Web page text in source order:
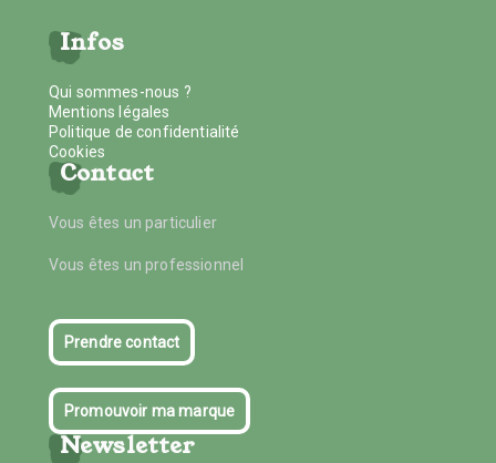
Infos
Qui sommes-nous ?
Mentions légales
Politique de confidentialité
Cookies
Contact
Vous êtes un particulier
Vous êtes un professionnel
Prendre contact
Promouvoir ma marque
Newsletter